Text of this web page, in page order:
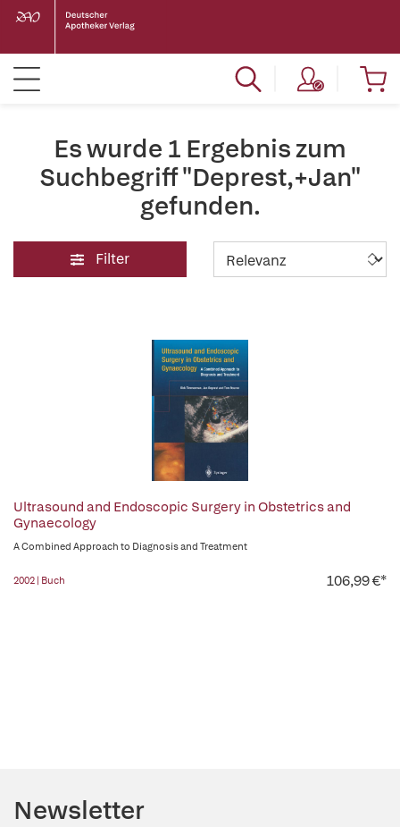
Es wurde 1 Ergebnis zum
Suchbegriff "Deprest,+Jan"
gefunden.
Filter
Ultrasound and Endoscopic Surgery in Obstetrics and
Gynaecology
A Combined Approach to Diagnosis and Treatment
2002 | Buch 106,99 €*
Newsletter